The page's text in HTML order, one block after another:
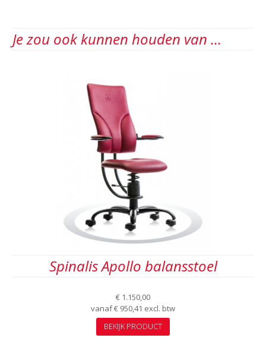
Je zou ook kunnen houden van …
Spinalis Apollo balansstoel
€ 1.150,00
vanaf€ 950,41 excl. btw
BEKIJK PRODUCT
Dit